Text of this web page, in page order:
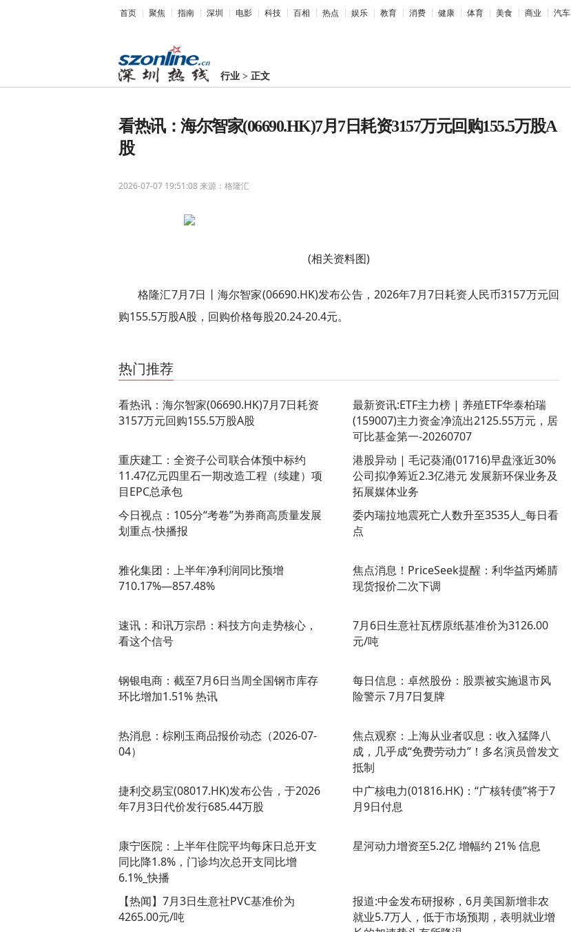
首页 聚焦 指南 深圳 电影 科技 百相 热点 娱乐 教育 消费 健康 体育 美食 商业 汽车
行业 >正文
看热讯：海尔智家(06690.HK)7月7日耗资3157万元回购155.5万股A
股
2026-07-07 19:51:08 来源：格隆汇
(相关资料图)
格隆汇7月7日丨海尔智家(06690.HK)发布公告，2026年7月7日耗资人民币3157万元回
购155.5万股A股，回购价格每股20.24-20.4元。
热门推荐
看热讯：海尔智家(06690.HK)7月7日耗资
3157万元回购155.5万股A股
最新资讯:ETF主力榜 | 养殖ETF华泰柏瑞
(159007)主力资金净流出2125.55万元，居
可比基金第一-20260707
重庆建工：全资子公司联合体预中标约
11.47亿元四里石一期改造工程（续建）项
目EPC总承包
港股异动 | 毛记葵涌(01716)早盘涨近30%
公司拟净筹近2.3亿港元 发展新环保业务及
拓展媒体业务
今日视点：105分“考卷”为券商高质量发展
划重点-快播报
委内瑞拉地震死亡人数升至3535人_每日看
点
雅化集团：上半年净利润同比预增
710.17%—857.48%
焦点消息！PriceSeek提醒：利华益丙烯腈
现货报价二次下调
速讯：和讯万宗昂：科技方向走势核心，
看这个信号
7月6日生意社瓦楞原纸基准价为3126.00
元/吨
钢银电商：截至7月6日当周全国钢市库存
环比增加1.51% 热讯
每日信息：卓然股份：股票被实施退市风
险警示 7月7日复牌
热消息：棕刚玉商品报价动态（2026-07-
04）
焦点观察：上海从业者叹息：收入猛降八
成，几乎成“免费劳动力”！多名演员曾发文
抵制
捷利交易宝(08017.HK)发布公告，于2026
年7月3日代价发行685.44万股
中广核电力(01816.HK)：“广核转债”将于7
月9日付息
康宁医院：上半年住院平均每床日总开支
同比降1.8%，门诊均次总开支同比增
6.1%_快播
星河动力增资至5.2亿 增幅约 21% 信息
【热闻】7月3日生意社PVC基准价为
4265.00元/吨
报道:中金发布研报称，6月美国新增非农
就业5.7万人，低于市场预期，表明就业增